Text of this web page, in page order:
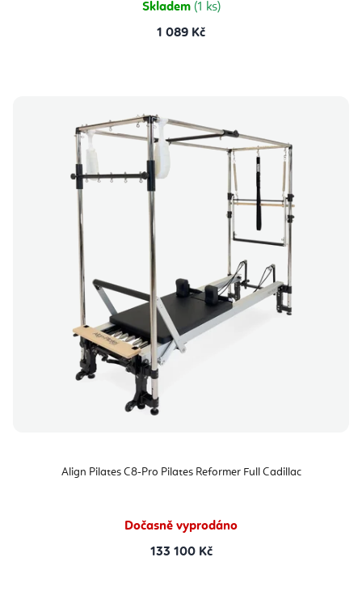
Skladem (1 ks)
1 089 Kč
Align Pilates C8-Pro Pilates Reformer Full Cadillac
Dočasně vyprodáno
133 100 Kč